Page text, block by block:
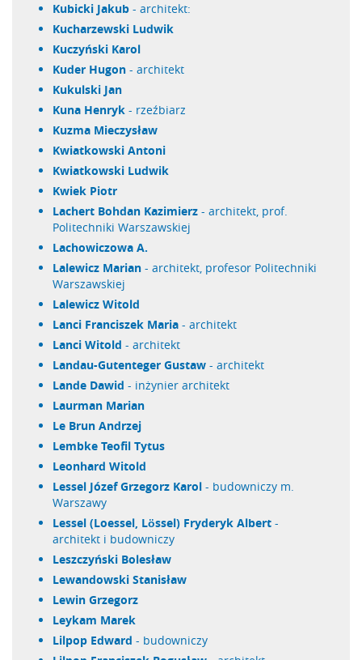
Kubicki Jakub - architekt:
Kucharzewski Ludwik
Kuczyński Karol
Kuder Hugon - architekt
Kukulski Jan
Kuna Henryk - rzeźbiarz
Kuzma Mieczysław
Kwiatkowski Antoni
Kwiatkowski Ludwik
Kwiek Piotr
Lachert Bohdan Kazimierz - architekt, prof.
Politechniki Warszawskiej
Lachowiczowa A.
Lalewicz Marian - architekt, profesor Politechniki
Warszawskiej
Lalewicz Witold
Lanci Franciszek Maria - architekt
Lanci Witold - architekt
Landau-Gutenteger Gustaw - architekt
Lande Dawid - inżynier architekt
Laurman Marian
Le Brun Andrzej
Lembke Teofil Tytus
Leonhard Witold
Lessel Józef Grzegorz Karol - budowniczy m.
Warszawy
Lessel (Loessel, Lössel) Fryderyk Albert -
architekt i budowniczy
Leszczyński Bolesław
Lewandowski Stanisław
Lewin Grzegorz
Leykam Marek
Lilpop Edward - budowniczy